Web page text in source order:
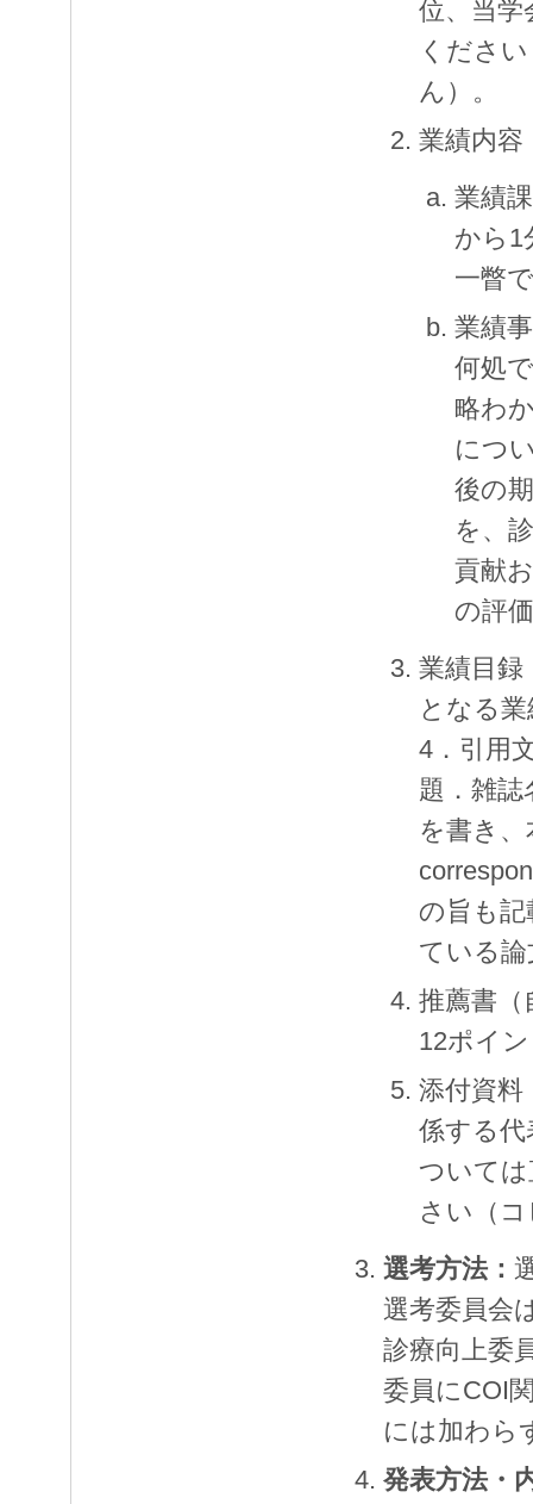
位、当学
くださ
ん）。
業績内容
業績
から1
一瞥
業績
何処
略わ
につ
後の
を、
貢献
の評
業績目録
となる
4．引用
題．雑
を書き
の旨も
ている
推薦書（
12ポイ
添付資料
係する代
ついて
さい（
選考方法：
選考委員会
診療向上委
委員にCOI
には加わら
発表方法・